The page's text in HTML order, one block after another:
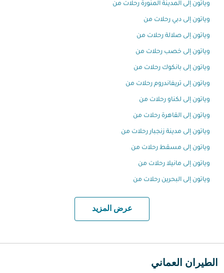
وياتون إلى المدينة المنورة رحلات من
وياتون إلى دبي رحلات من
وياتون إلى صلالة رحلات من
وياتون إلى خصب رحلات من
وياتون إلى بانكوك رحلات من
وياتون إلى تريفاندروم رحلات من
وياتون إلى لكناو رحلات من
وياتون إلى القاهرة رحلات من
وياتون إلى مدينة زنجبار رحلات من
وياتون إلى مسقط رحلات من
وياتون إلى مانيلا رحلات من
وياتون إلى البحرين رحلات من
عرض المزيد
الطيران العماني